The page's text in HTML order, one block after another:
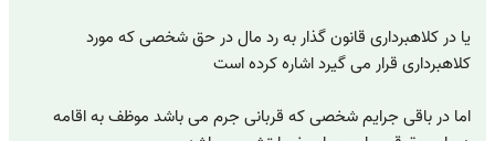
یا در کلاهبرداری قانون گذار به رد مال در حق شخصی که مورد
کلاهبرداری قرار می گیرد اشاره کرده است
اما در باقی جرایم شخصی که قربانی جرم می باشد موظف به اقامه